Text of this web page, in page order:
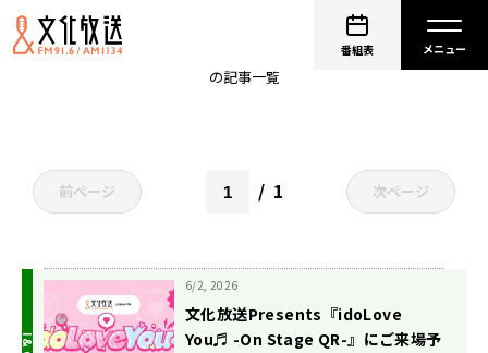
番組表
の記事一覧
前ページ 1 次ページ
6/2, 2026
文化放送Presents『idoLove
You♬ -On Stage QR-』にご来場予